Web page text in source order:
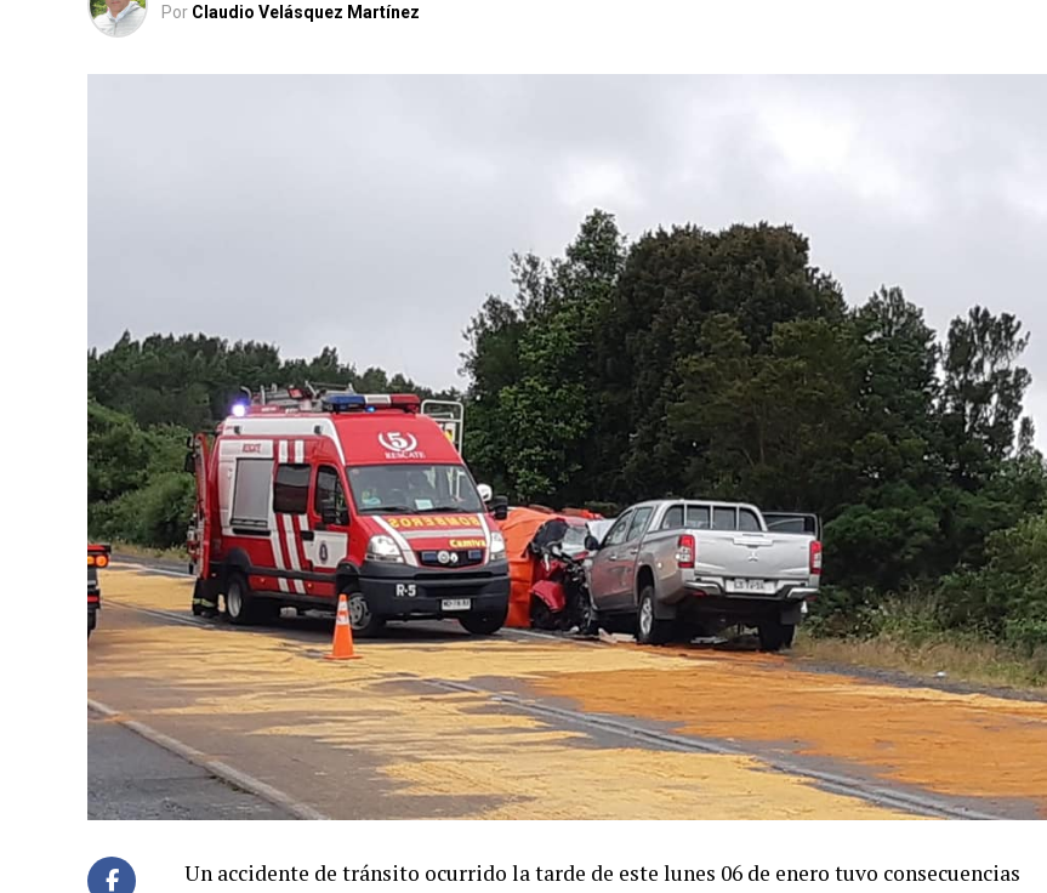
Por Claudio Velásquez Martínez
Un accidente de tránsito ocurrido la tarde de este lunes 06 de enero tuvo consecuencias